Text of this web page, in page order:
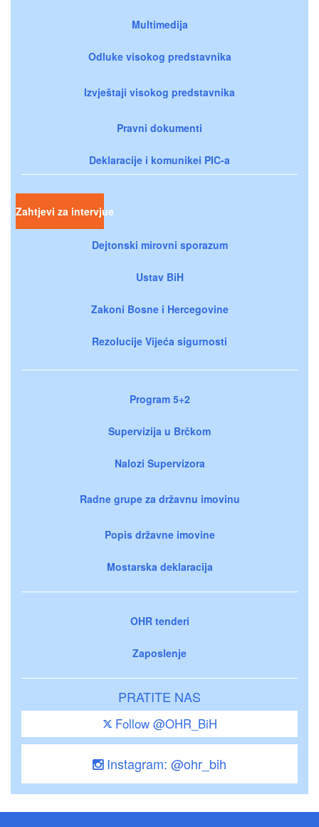
Multimedija
Odluke visokog predstavnika
Izvještaji visokog predstavnika
Pravni dokumenti
Deklaracije i komunikei PIC-a
Zahtjevi za intervjue
Dejtonski mirovni sporazum
Ustav BiH
Zakoni Bosne i Hercegovine
Rezolucije Vijeća sigurnosti
Program 5+2
Supervizija u Brčkom
Nalozi Supervizora
Radne grupe za državnu imovinu
Popis državne imovine
Mostarska deklaracija
OHR tenderi
Zaposlenje
PRATITE NAS
Follow @OHR_BiH
Instagram: @ohr_bih